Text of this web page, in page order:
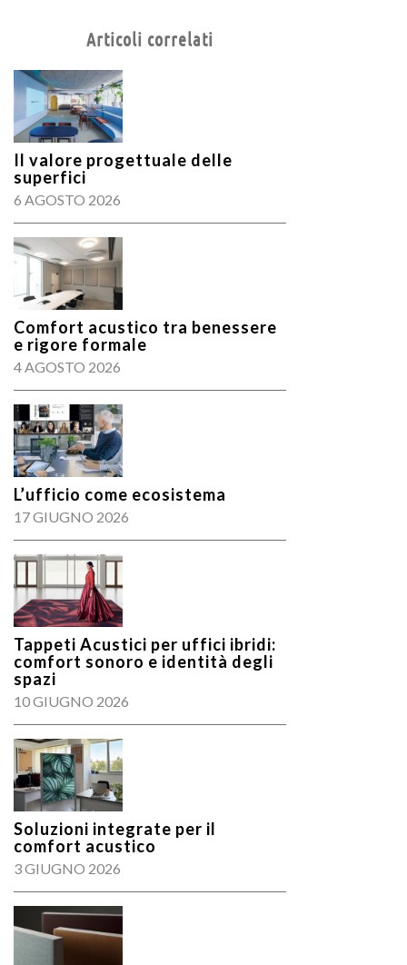
Articoli correlati
Il valore progettuale delle
superfici
6 AGOSTO 2026
Comfort acustico tra benessere
e rigore formale
4 AGOSTO 2026
L’ufficio come ecosistema
17 GIUGNO 2026
Tappeti Acustici per uffici ibridi:
comfort sonoro e identità degli
spazi
10 GIUGNO 2026
Soluzioni integrate per il
comfort acustico
3 GIUGNO 2026